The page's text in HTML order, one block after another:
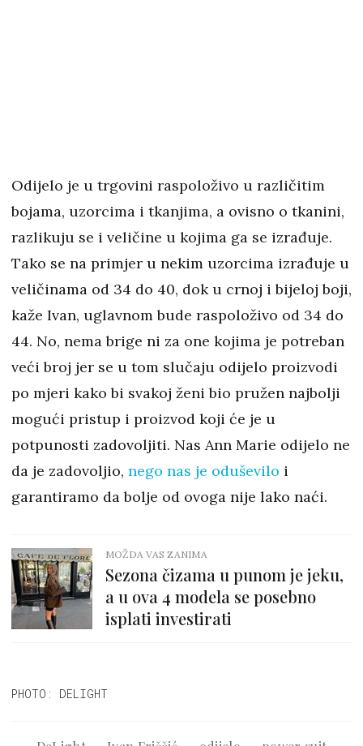
Odijelo je u trgovini raspoloživo u različitim
bojama, uzorcima i tkanjima, a ovisno o tkanini,
razlikuju se i veličine u kojima ga se izrađuje.
Tako se na primjer u nekim uzorcima izrađuje u
veličinama od 34 do 40, dok u crnoj i bijeloj boji,
kaže Ivan, uglavnom bude raspoloživo od 34 do
44. No, nema brige ni za one kojima je potreban
veći broj jer se u tom slučaju odijelo proizvodi
po mjeri kako bi svakoj ženi bio pružen najbolji
mogući pristup i proizvod koji će je u
potpunosti zadovoljiti. Nas Ann Marie odijelo ne
da je zadovoljio, nego nas je oduševilo i
garantiramo da bolje od ovoga nije lako naći.
MOŽDA VAS ZANIMA
Sezona čizama u punom je jeku,
a u ova 4 modela se posebno
isplati investirati
PHOTO: DELIGHT